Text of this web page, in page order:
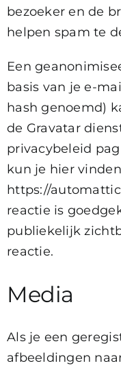
bezoeker en de
helpen spam te
Een
basis van je e-
hash genoemd)
de Gravatar
privacybeleid
kun je hier
https://
reactie is
publiekelijk
reactie.
Media
Als je een
afbeeldingen